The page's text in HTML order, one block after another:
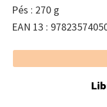
Pés : 270 g
EAN 13 :
Footer